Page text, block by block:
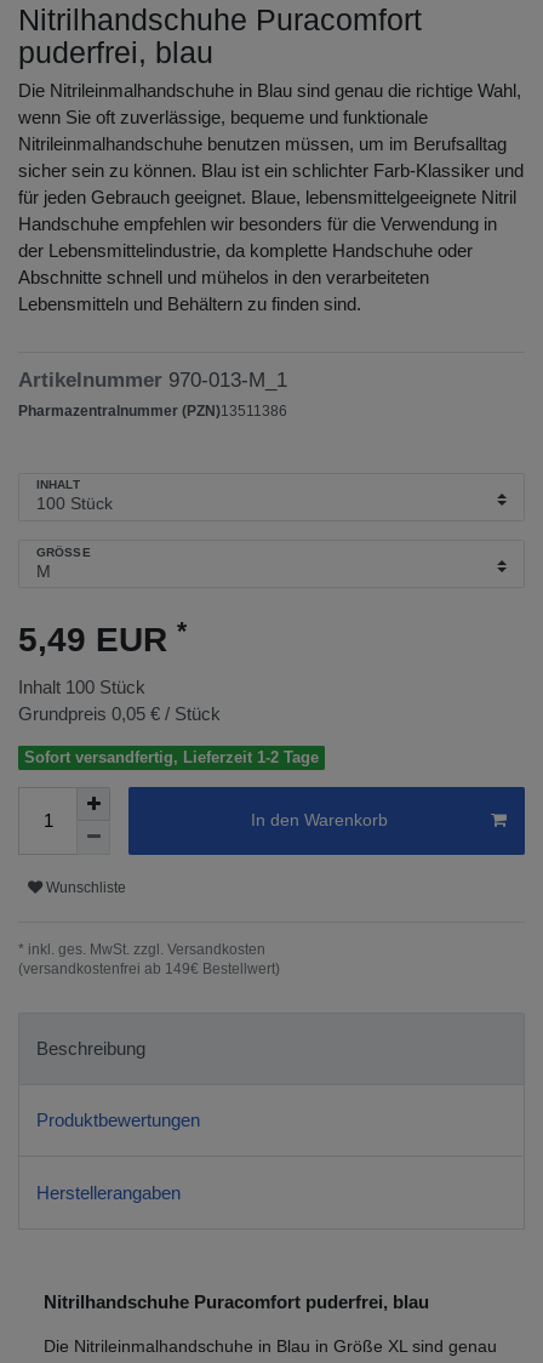
Nitrilhandschuhe Puracomfort
puderfrei, blau
Die Nitrileinmalhandschuhe in Blau sind genau die richtige Wahl,
wenn Sie oft zuverlässige, bequeme und funktionale
Nitrileinmalhandschuhe benutzen müssen, um im Berufsalltag
sicher sein zu können. Blau ist ein schlichter Farb-Klassiker und
für jeden Gebrauch geeignet. Blaue, lebensmittelgeeignete Nitril
Handschuhe empfehlen wir besonders für die Verwendung in
der Lebensmittelindustrie, da komplette Handschuhe oder
Abschnitte schnell und mühelos in den verarbeiteten
Lebensmitteln und Behältern zu finden sind.
Artikelnummer 970-013-M_1
Pharmazentralnummer (PZN)13511386
INHALT
GRÖSSE
5,49 EUR *
Inhalt 100 Stück
Grundpreis 0,05 € / Stück
Sofort versandfertig, Lieferzeit 1-2 Tage
In den Warenkorb
Wunschliste
* inkl. ges. MwSt. zzgl. Versandkosten
(versandkostenfrei ab 149€ Bestellwert)
Beschreibung
Produktbewertungen
Herstellerangaben
Nitrilhandschuhe Puracomfort puderfrei, blau
Die Nitrileinmalhandschuhe in Blau in Größe XL sind genau